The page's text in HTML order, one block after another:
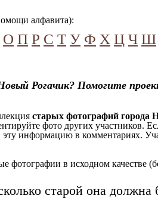
алфавита):
О П Р С Т У Ф Х Ц Ч Ш
Рогачик? Помогите
старых фотографий города
фото других участников.
информацию в комментариях.
фотографии в исходном качестве
старой она должна